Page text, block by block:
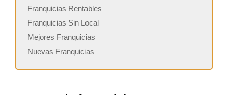
Franquicias Rentables
Franquicias Sin Local
Mejores Franquicias
Nuevas Franquicias